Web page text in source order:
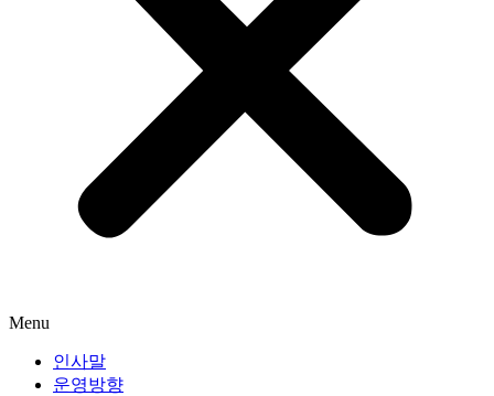
Menu
인사말
운영방향